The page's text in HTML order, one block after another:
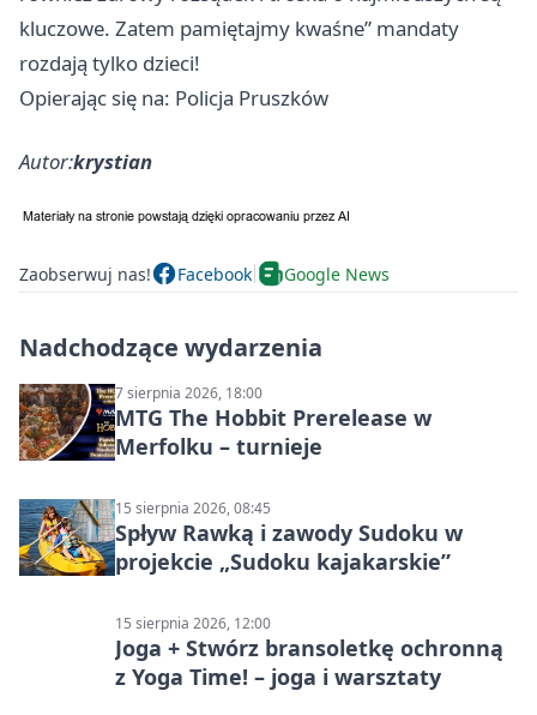
kluczowe. Zatem pamiętajmy kwaśne” mandaty
rozdają tylko dzieci!
Opierając się na: Policja Pruszków
Autor:krystian
Zaobserwuj nas! Facebook Google News
Nadchodzące wydarzenia
7 sierpnia 2026, 18:00
MTG The Hobbit Prerelease w
Merfolku – turnieje
15 sierpnia 2026, 08:45
Spływ Rawką i zawody Sudoku w
projekcie „Sudoku kajakarskie”
15 sierpnia 2026, 12:00
Joga + Stwórz bransoletkę ochronną
z Yoga Time! – joga i warsztaty